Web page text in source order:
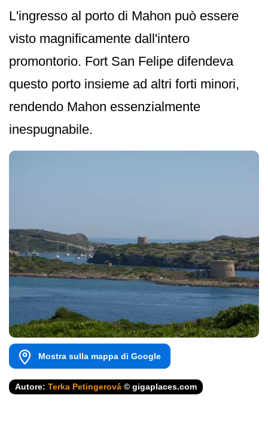
L'ingresso al porto di Mahon può essere
visto magnificamente dall'intero
promontorio. Fort San Felipe difendeva
questo porto insieme ad altri forti minori,
rendendo Mahon essenzialmente
inespugnabile.
Mostra sulla mappa di Google
Autore: Terka Petingerová © gigaplaces.com